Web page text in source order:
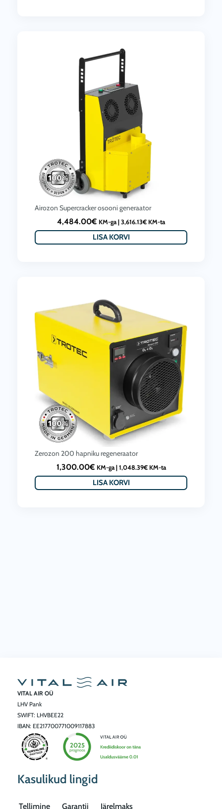
Airozon Supercracker osooni generaator
4,484.00€ KM-ga | 3,616.13€ KM-ta
LISA KORVI
Zerozon 200 hapniku regeneraator
1,300.00€ KM-ga | 1,048.39€KM-ta
LISA KORVI
VITAL AIR OÜ
LHV Pank
SWIFT: LHVBEE22
IBAN: EE217700771009117883
Kasulikud lingid
Tellimine Garantii Järelmaks